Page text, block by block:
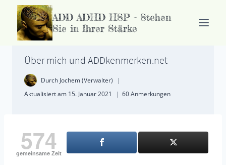
Inhalt
springen
ADD ADHD HSP - Stehen
Sie in Ihrer Stärke
Über mich und ADDkenmerken.net
Durch Jochem (Verwalter)
Aktualisiert am 15. Januar 2021 60 Anmerkungen
574
gemeinsame Zeit